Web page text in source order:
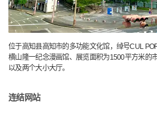
位于高知县高知市的多功能文化馆，绰号CUL
横山隆一纪念漫画馆、展览面积为1500平方米的
以及两个大小大厅。
连结网站